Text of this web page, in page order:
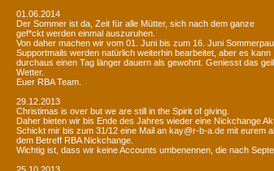
01.06.2014
Der Sommer ist da, Zeit für alle Mütter, sich nach dem ganze
gef*ckt werden einmal auszuruhen.
Von daher machen wir vom 01. Juni bis zum 16. Juni
Supportmails werden natürlich weiterhin bearbeitet, aber es kann
durchaus einen Tag länger dauern als gewohnt. Geniesst das
Wetter.
Euer RBA Team.
29.12.2013
Christimas is over but we are still in the Spirit of giving.
Daher bieten wir bis Ende des Jahres wieder eine Nickchange
Schickt mir bis zum 31/12 eine Mail an kay@r-b-a.de mit eurem
dem Betreff RBA Nickchange.
Wichtig ist, dass wir keine Accounts umbenennen, die nach